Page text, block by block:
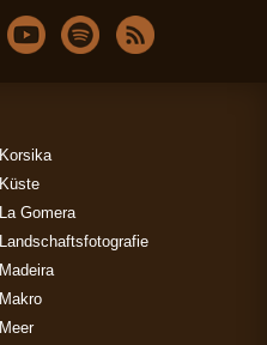
Korsika
Küste
La Gomera
Landschaftsfotografie
Madeira
Makro
Meer